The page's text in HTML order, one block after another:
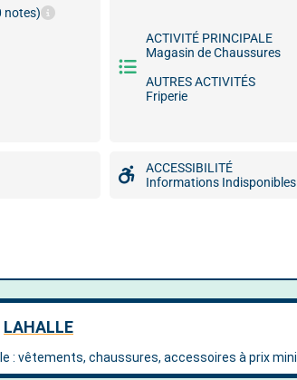
notes)
ACTIVITÉ PRINCIPALE
Magasin de Chaussures
AUTRES ACTIVITÉS
Friperie
ACCESSIBILITÉ
Informations Indisponibles